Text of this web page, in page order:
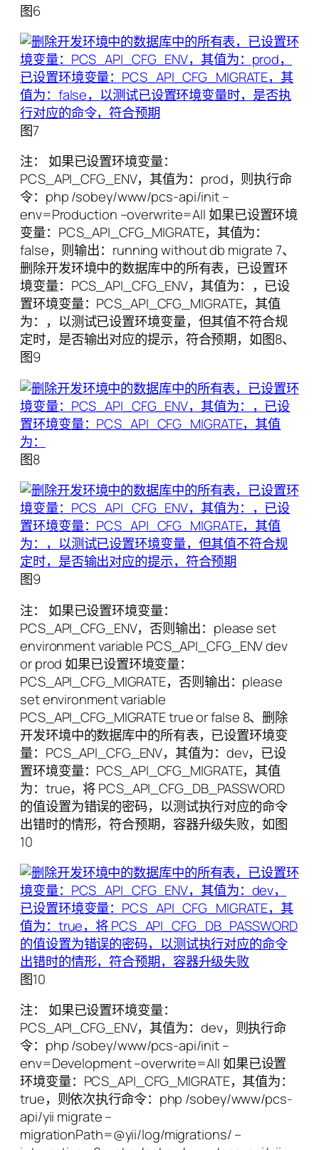
图6
图7
注： 如果已设置环境变量：
PCS_API_CFG_ENV，其值为：prod，则执行命
令：php /sobey/www/pcs-api/init –
env=Production –overwrite=All 如果已设置环境
变量：PCS_API_CFG_MIGRATE，其值为：
false，则输出：running without db migrate 7、
删除开发环境中的数据库中的所有表，已设置环
境变量：PCS_API_CFG_ENV，其值为：，已设
置环境变量：PCS_API_CFG_MIGRATE，其值
为：，以测试已设置环境变量，但其值不符合规
定时，是否输出对应的提示，符合预期，如图8、
图9
图8
图9
注： 如果已设置环境变量：
PCS_API_CFG_ENV，否则输出：please set
environment variable PCS_API_CFG_ENV dev
or prod 如果已设置环境变量：
PCS_API_CFG_MIGRATE，否则输出：please
set environment variable
PCS_API_CFG_MIGRATE true or false 8、删除
开发环境中的数据库中的所有表，已设置环境变
量：PCS_API_CFG_ENV，其值为：dev，已设
置环境变量：PCS_API_CFG_MIGRATE，其值
为：true，将 PCS_API_CFG_DB_PASSWORD
的值设置为错误的密码，以测试执行对应的命令
出错时的情形，符合预期，容器升级失败，如图
10
图10
注： 如果已设置环境变量：
PCS_API_CFG_ENV，其值为：dev，则执行命
令：php /sobey/www/pcs-api/init –
env=Development –overwrite=All 如果已设置
环境变量：PCS_API_CFG_MIGRATE，其值为：
true，则依次执行命令：php /sobey/www/pcs-
api/yii migrate –
migrationPath=@yii/log/migrations/ –